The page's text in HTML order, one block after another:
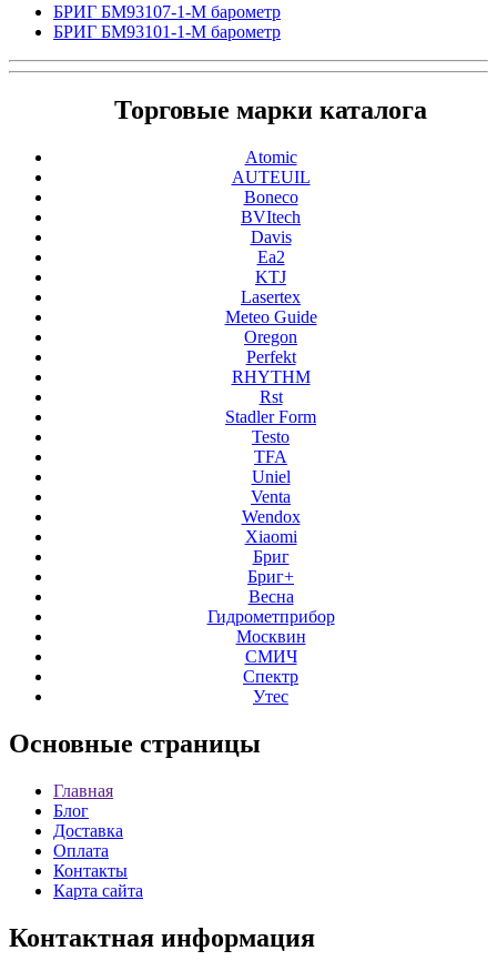
БРИГ БМ93107-1-М барометр
БРИГ БМ93101-1-М барометр
Торговые марки каталога
Atomic
AUTEUIL
Boneco
BVItech
Davis
Ea2
KTJ
Lasertex
Meteo Guide
Oregon
Perfekt
RHYTHM
Rst
Stadler Form
Testo
TFA
Uniel
Venta
Wendox
Xiaomi
Бриг
Бриг+
Весна
Гидрометприбор
Москвин
СМИЧ
Спектр
Утес
Основные страницы
Главная
Блог
Доставка
Оплата
Контакты
Карта сайта
Контактная информация